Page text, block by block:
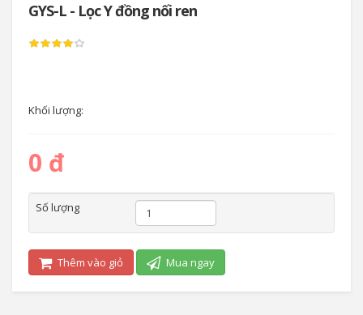
GYS-L - Lọc Y đồng nối ren
Khối lượng:
0 đ
Số lượng
Thêm vào giỏ Mua ngay